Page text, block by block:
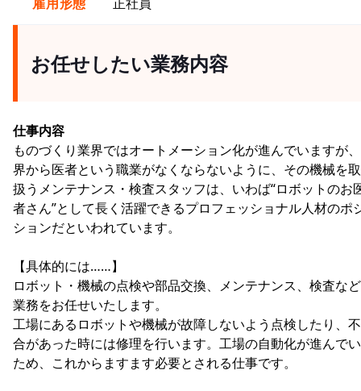
お任せしたい業務内容
仕事内容
ものづくり業界ではオートメーション化が進んでいますが
界から医者という職業がなくならないように、その機械を
扱うメンテナンス・検査スタッフは、いわば“ロボットのお
者さん”として長く活躍できるプロフェッショナル人材のポ
ションだといわれています。
【具体的には……】
ロボット・機械の点検や部品交換、メンテナンス、検査な
業務をお任せいたします。
工場にあるロボットや機械が故障しないよう点検したり、
合があった時には修理を行います。工場の自動化が進んで
ため、これからますます必要とされる仕事です。